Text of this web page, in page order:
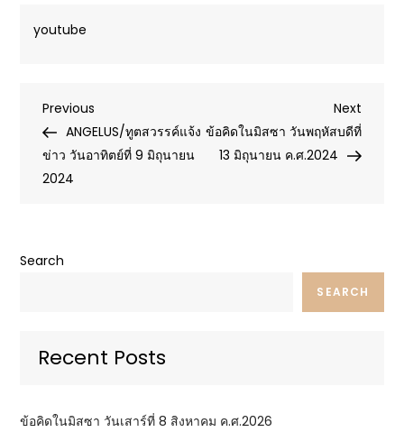
youtube
Post
navigation
Previous
Post
Previous
ANGELUS/ทูตสวรรค์แจ้ง
ข่าว วันอาทิตย์ที่ 9 มิถุนายน
2024
Next
Post
Next
ข้อคิดในมิสซา วันพฤหัสบดีที่
13 มิถุนายน ค.ศ.2024
Search
SEARCH
Recent Posts
ข้อคิดในมิสซา วันเสาร์ที่ 8 สิงหาคม ค.ศ.2026